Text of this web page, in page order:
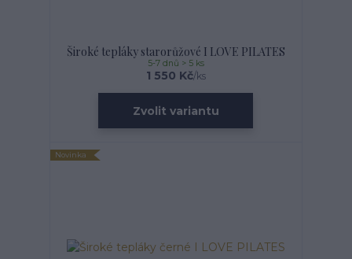
Široké tepláky starorůžové I LOVE PILATES
1 550 Kč/ks
5-7 dnů > 5 ks
Zvolit variantu
Novinka